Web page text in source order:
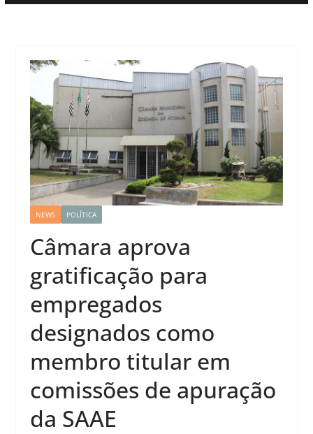
NEWS POLÍTICA
Câmara aprova
gratificação para
empregados
designados como
membro titular em
comissões de apuração
da SAAE